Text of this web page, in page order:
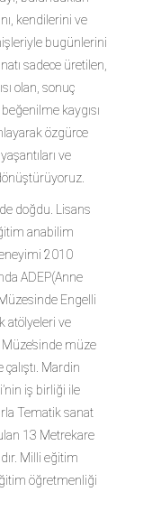
kendilerini ve
bugünlerini
sadece üretilen,
olan, sonuç
kaygısı
özgürce
ve
doğdu. Lisans
anabilim
2010
ADEP(Anne
Engelli
atölyeleri ve
müze
Mardin
iş birliği ile
Tematik sanat
13 Metrekare
Milli eğitim
öğretmenliği